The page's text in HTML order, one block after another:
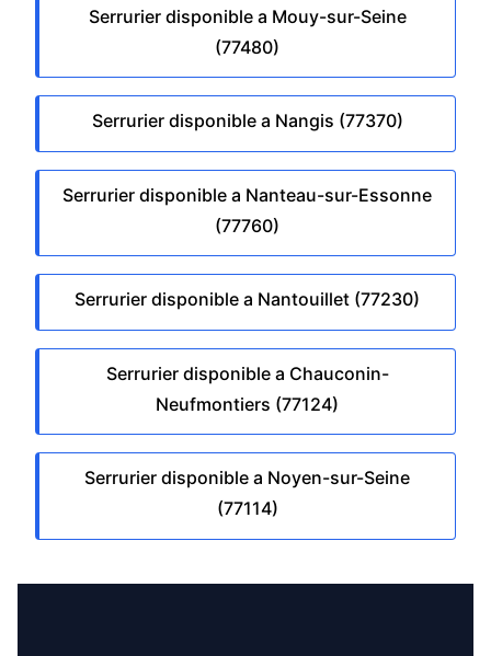
Serrurier disponible a Mouy-sur-Seine
(77480)
Serrurier disponible a Nangis (77370)
Serrurier disponible a Nanteau-sur-Essonne
(77760)
Serrurier disponible a Nantouillet (77230)
Serrurier disponible a Chauconin-
Neufmontiers (77124)
Serrurier disponible a Noyen-sur-Seine
(77114)